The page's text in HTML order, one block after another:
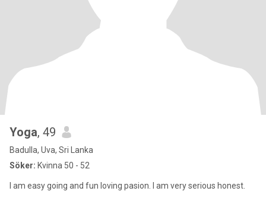
Yoga, 49
Badulla, Uva, Sri Lanka
Söker: Kvinna 50 - 52
I am easy going and fun loving pasion. I am very serious honest.